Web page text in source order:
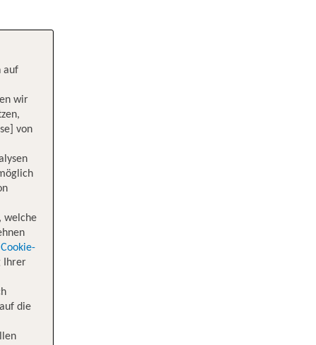
auf
wir
von
welche
Cookie-
Ihrer
die